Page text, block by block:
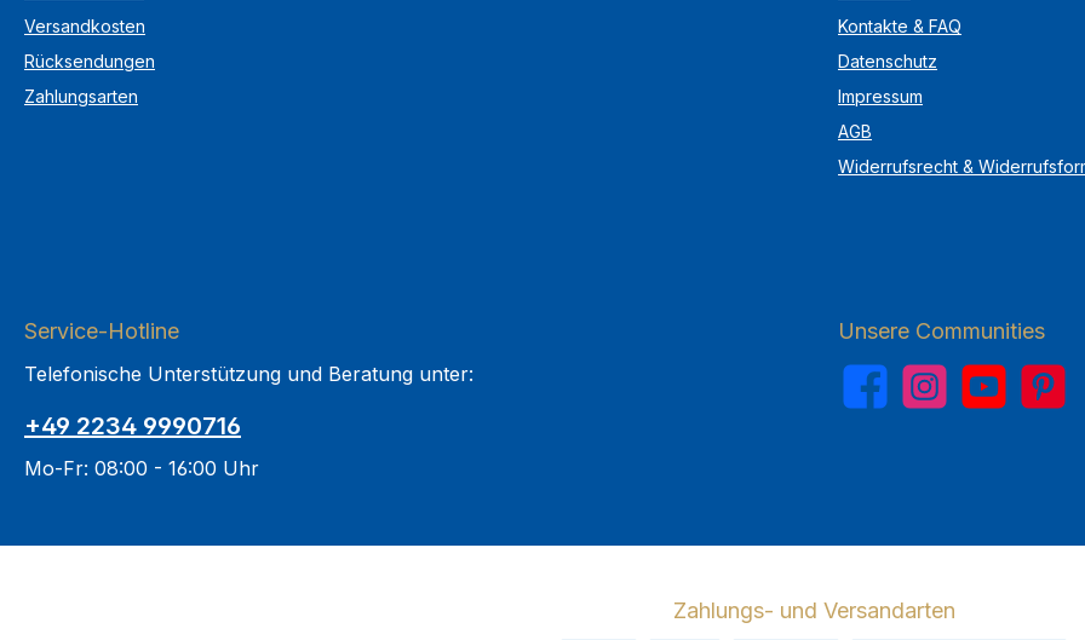
Versandkosten
Rücksendungen
Zahlungsarten
Kontakte & FAQ
Datenschutz
Impressum
AGB
Widerrufsrecht &
Service-Hotline
Telefonische Unterstützung und Beratung unter:
+49 2234 9990716
Mo-Fr: 08:00 - 16:00 Uhr
Unsere Communities
FacebookInstagramYouTubePinterest
Zahlungs- und Versandarten